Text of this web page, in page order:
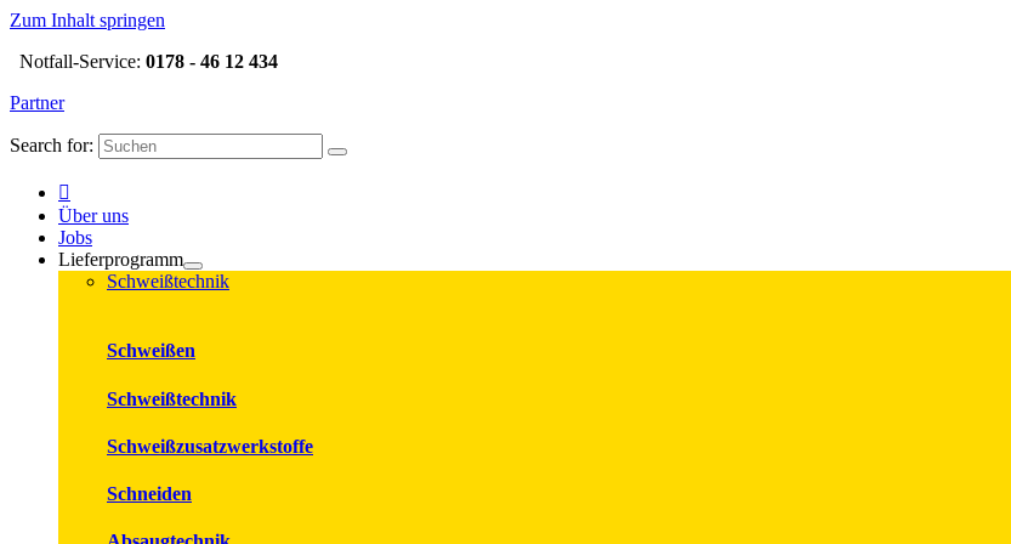
Zum Inhalt springen
Notfall-Service: 0178 - 46 12 434
Partner
Search for:
Über uns
Jobs
Lieferprogramm
Schweißtechnik
Schweißen
Schweißtechnik
Schweißzusatzwerkstoffe
Schneiden